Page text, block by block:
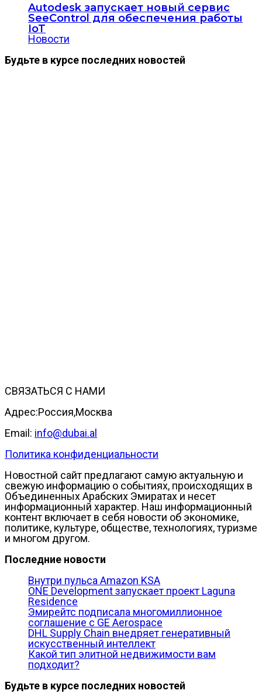
Autodesk запускает новый сервис
SeeControl для обеспечения работы
IoT
Новости
Будьте в курсе последних новостей
СВЯЗАТЬСЯ С НАМИ
Адрес:Россия,Москва
Email: info@dubai.al
Политика конфиденциальности
Новостной сайт предлагают самую актуальную и
свежую информацию о событиях, происходящих в
Объединенных Арабских Эмиратах и несет
информационный характер. Наш информационный
контент включает в себя новости об экономике,
политике, культуре, обществе, технологиях, туризме
и многом другом.
Последние новости
Внутри пульса Amazon KSA
ONE Development запускает проект Laguna
Residence
Эмирейтс подписала многомиллионное
соглашение с GE Aerospace
DHL Supply Chain внедряет генеративный
искусственный интеллект
Какой тип элитной недвижимости вам
подходит?
Будьте в курсе последних новостей